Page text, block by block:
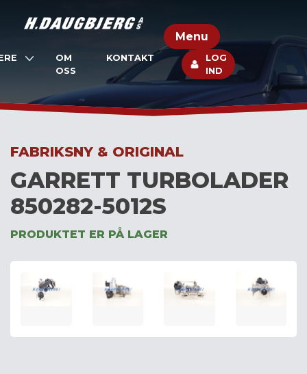
Menu
OM
OSS
KONTAKT
LOG
IND
FABRIKSNY & ORIGINAL
GARRETT TURBOLADER
850282-5012S
PRODUKTET ER PÅ LAGER